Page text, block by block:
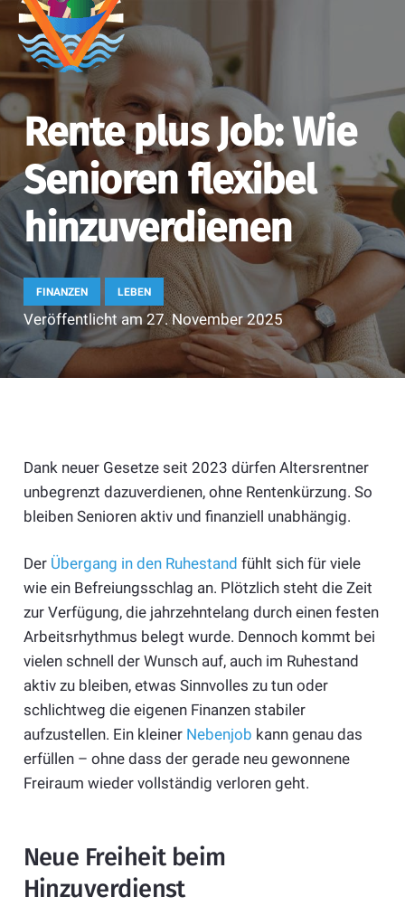
Rente plus Job: Wie
Senioren flexibel
hinzuverdienen
FINANZEN LEBEN
Veröffentlicht am 27. November 2025
Dank neuer Gesetze seit 2023 dürfen Altersrentner
unbegrenzt dazuverdienen, ohne Rentenkürzung. So
bleiben Senioren aktiv und finanziell unabhängig.
Der Übergang in den Ruhestand fühlt sich für viele
wie ein Befreiungsschlag an. Plötzlich steht die Zeit
zur Verfügung, die jahrzehntelang durch einen festen
Arbeitsrhythmus belegt wurde. Dennoch kommt bei
vielen schnell der Wunsch auf, auch im Ruhestand
aktiv zu bleiben, etwas Sinnvolles zu tun oder
schlichtweg die eigenen Finanzen stabiler
aufzustellen. Ein kleiner Nebenjob kann genau das
erfüllen – ohne dass der gerade neu gewonnene
Freiraum wieder vollständig verloren geht.
Neue Freiheit beim
Hinzuverdienst